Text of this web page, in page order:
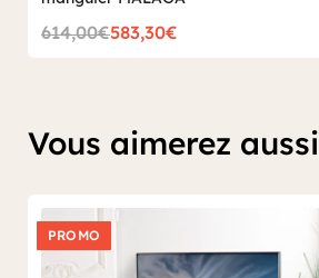
614,00€583,30€
Vous aimerez aussi
PROMO